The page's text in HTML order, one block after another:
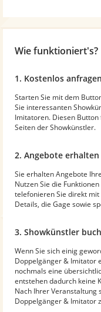
Wie funktioniert's?
1. Kostenlos anfragen
Starten Sie mit dem
Sie interessanten
Imitatoren. Diesen
Seiten der Showkünstler.
2. Angebote
Sie erhalten Angebote
Nutzen Sie die
telefonieren Sie direkt
Details, die Gage sowie
3. Showkünstler
Wenn Sie sich einig
Doppelgänger & Imitator
nochmals eine
entstehen dadurch keine
Nach Ihrer Veranstaltung
Doppelgänger & Imitator